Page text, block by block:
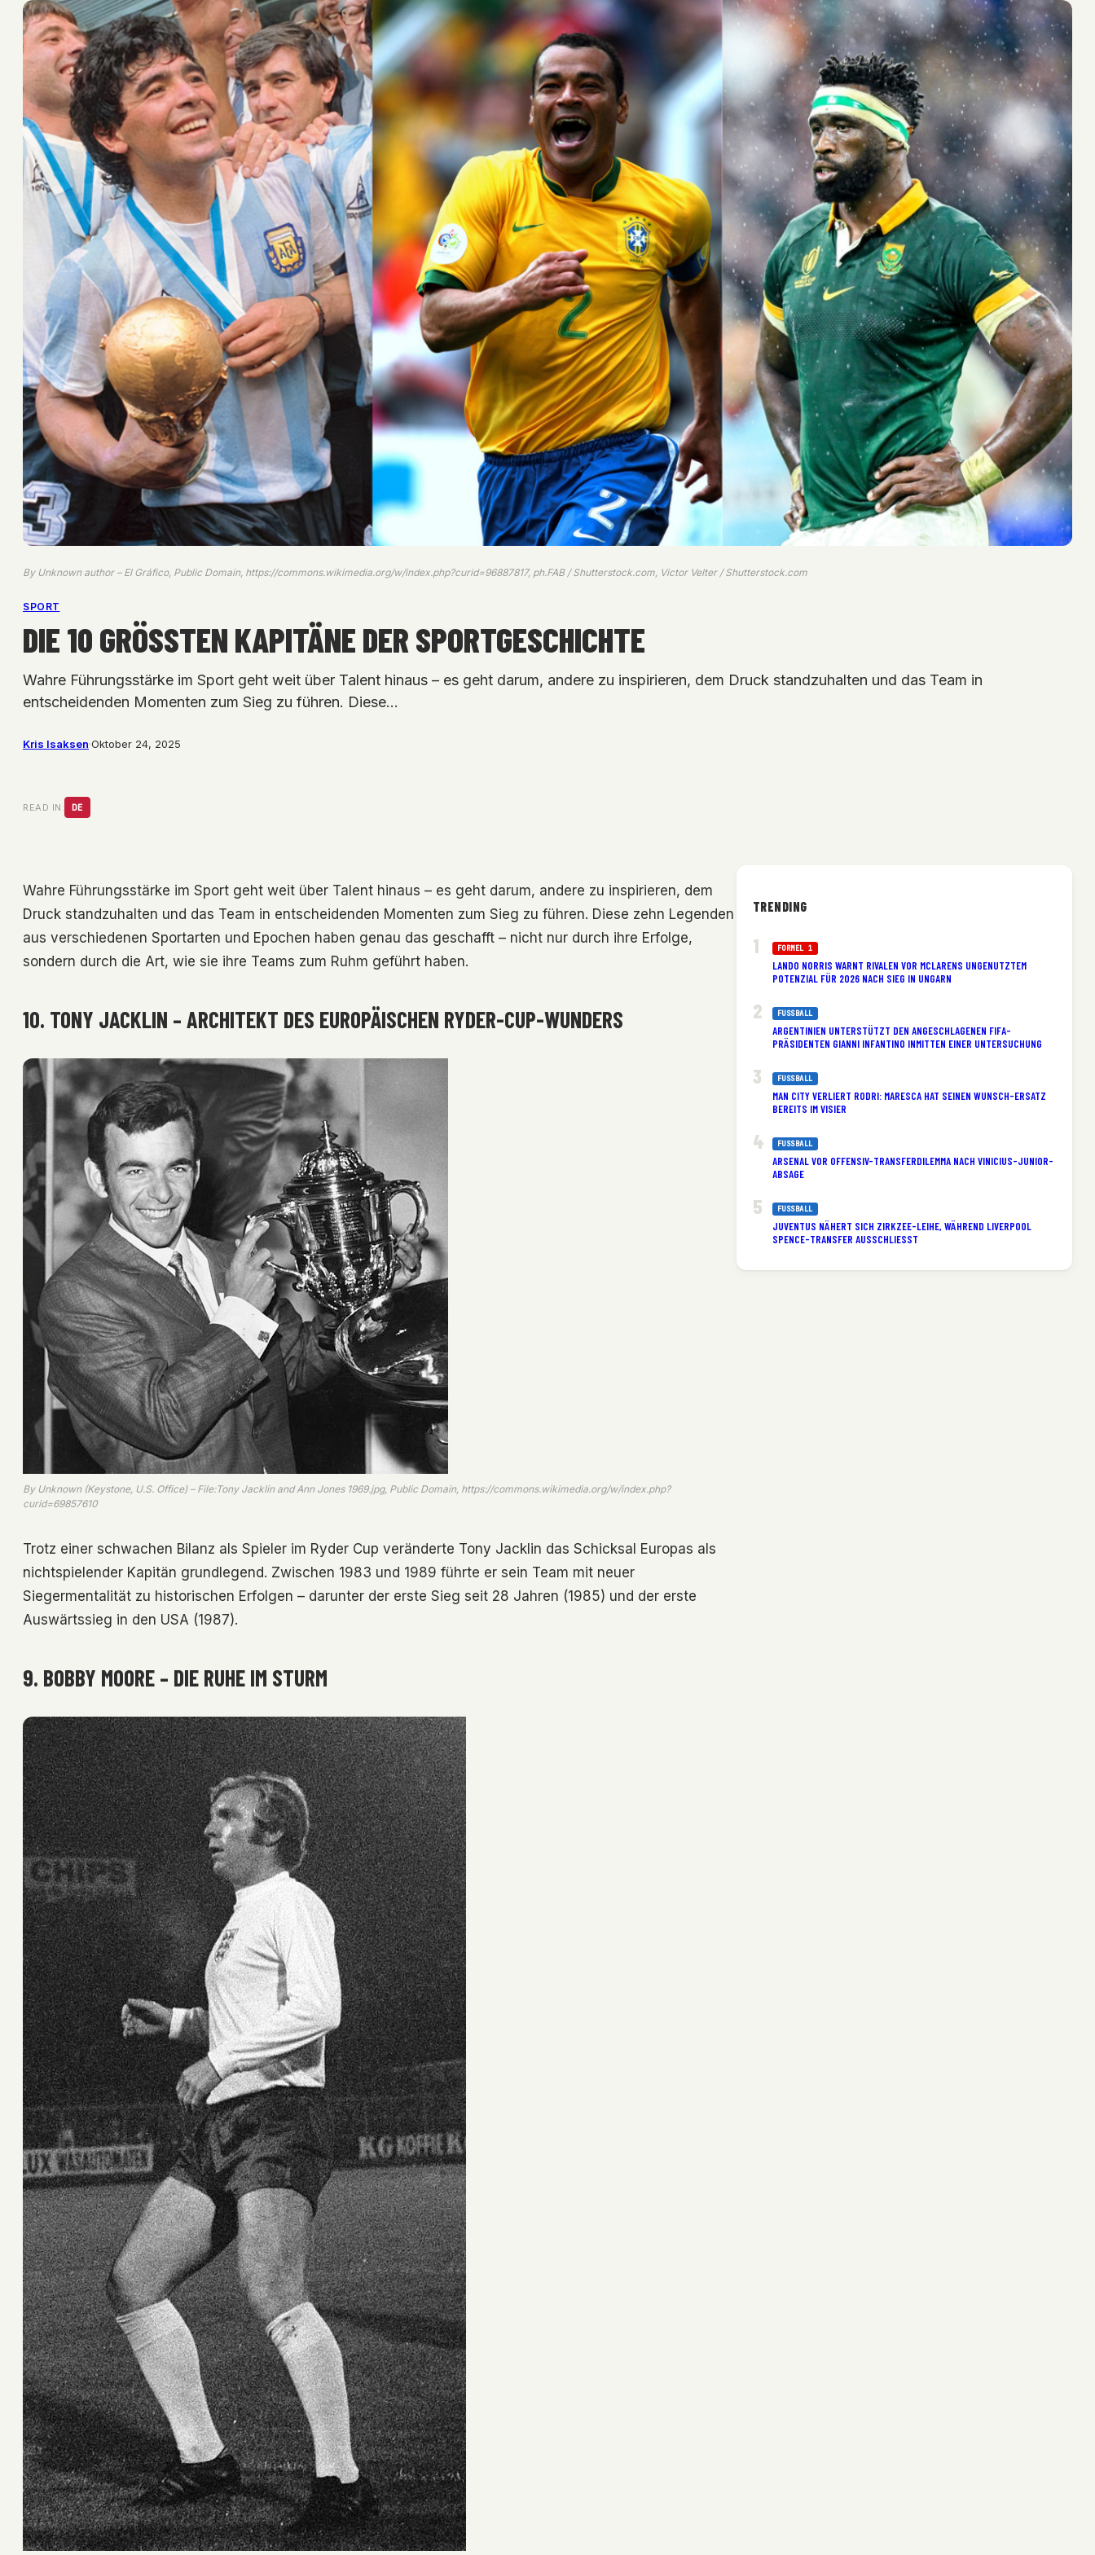
By Unknown author – El Gráfico, Public Domain, https://commons.wikimedia.org/w/index.php?curid=96887817, ph.FAB / Shutterstock.com, Victor Velter / Shutterstock.com
SPORT
DIE 10 GRÖSSTEN KAPITÄNE DER SPORTGESCHICHTE
Wahre Führungsstärke im Sport geht weit über Talent hinaus – es geht darum, andere zu inspirieren, dem Druck standzuhalten und das Team in
entscheidenden Momenten zum Sieg zu führen. Diese…
Kris Isaksen·Oktober 24, 2025
READ IN: DE
Wahre Führungsstärke im Sport geht weit über Talent hinaus – es geht darum, andere zu inspirieren, dem
Druck standzuhalten und das Team in entscheidenden Momenten zum Sieg zu führen. Diese zehn Legenden
aus verschiedenen Sportarten und Epochen haben genau das geschafft – nicht nur durch ihre Erfolge,
sondern durch die Art, wie sie ihre Teams zum Ruhm geführt haben.
10. TONY JACKLIN – ARCHITEKT DES EUROPÄISCHEN RYDER-CUP-WUNDERS
By Unknown (Keystone, U.S. Office) – File:Tony Jacklin and Ann Jones 1969.jpg, Public Domain, https://commons.wikimedia.org/w/index.php?
curid=69857610
Trotz einer schwachen Bilanz als Spieler im Ryder Cup veränderte Tony Jacklin das Schicksal Europas als
nichtspielender Kapitän grundlegend. Zwischen 1983 und 1989 führte er sein Team mit neuer
Siegermentalität zu historischen Erfolgen – darunter der erste Sieg seit 28 Jahren (1985) und der erste
Auswärtssieg in den USA (1987).
9. BOBBY MOORE – DIE RUHE IM STURM
TRENDING
FORMEL 1
LANDO NORRIS WARNT RIVALEN VOR MCLARENS UNGENUTZTEM
POTENZIAL FÜR 2026 NACH SIEG IN UNGARN
FUSSBALL
ARGENTINIEN UNTERSTÜTZT DEN ANGESCHLAGENEN FIFA-
PRÄSIDENTEN GIANNI INFANTINO INMITTEN EINER UNTERSUCHUNG
FUSSBALL
MAN CITY VERLIERT RODRI: MARESCA HAT SEINEN WUNSCH-ERSATZ
BEREITS IM VISIER
FUSSBALL
ARSENAL VOR OFFENSIV-TRANSFERDILEMMA NACH VINICIUS-JUNIOR-
ABSAGE
FUSSBALL
JUVENTUS NÄHERT SICH ZIRKZEE-LEIHE, WÄHREND LIVERPOOL
SPENCE-TRANSFER AUSSCHLIESST